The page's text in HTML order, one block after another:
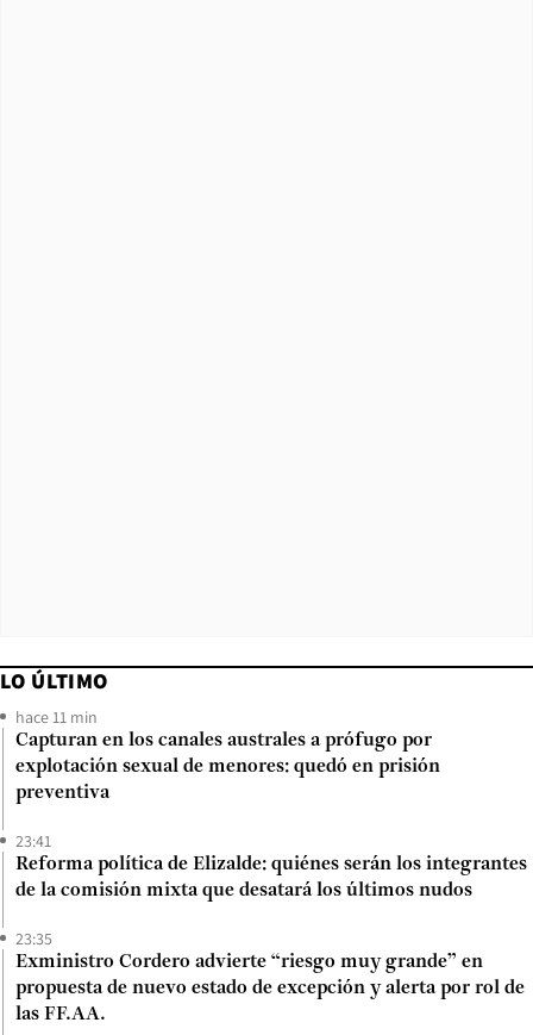
LO ÚLTIMO
hace 11 min
Capturan en los canales australes a prófugo por
explotación sexual de menores: quedó en prisión
preventiva
23:41
Reforma política de Elizalde: quiénes serán los integrantes
de la comisión mixta que desatará los últimos nudos
23:35
Exministro Cordero advierte “riesgo muy grande” en
propuesta de nuevo estado de excepción y alerta por rol de
las FF.AA.